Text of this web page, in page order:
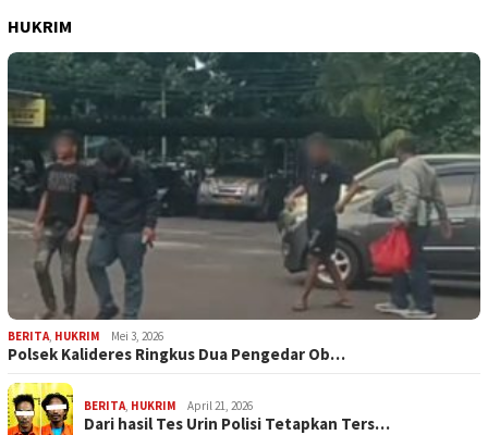
HUKRIM
BERITA HUKRIM Mei 3, 2026
Polsek Kalideres Ringkus Dua Pengedar Ob…
BERITA HUKRIM April 21, 2026
Dari hasil Tes Urin Polisi Tetapkan Ters…